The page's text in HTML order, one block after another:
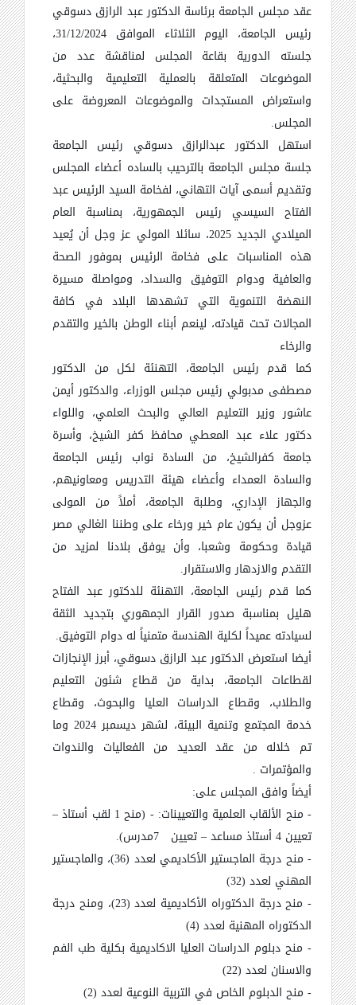
عقد مجلس الجامعة برئاسة الدكتور عبد الرازق دسوقي
رئيس الجامعة، اليوم الثلاثاء الموافق 31/12/2024،
جلسته الدورية بقاعة المجلس لمناقشة عدد من
الموضوعات المتعلقة بالعملية التعليمية والبحثية،
واستعراض المستجدات والموضوعات المعروضة على
المجلس.
استهل الدكتور عبدالرازق دسوقي رئيس الجامعة
جلسة مجلس الجامعة بالترحيب بالساده أعضاء المجلس
وتقديم أسمى آيات التهاني، لفخامة السيد الرئيس عبد
الفتاح السيسي رئيس الجمهورية، بمناسبة العام
الميلادي الجديد 2025، سائلا المولي عز وجل أن يُعيد
هذه المناسبات على فخامة الرئيس بموفور الصحة
والعافية ودوام التوفيق والسداد، ومواصلة مسيرة
النهضة التنموية التي تشهدها البلاد في كافة
المجالات تحت قيادته، لينعم أبناء الوطن بالخير والتقدم
والرخاء
كما قدم رئيس الجامعة، التهنئة لكل من الدكتور
مصطفى مدبولي رئيس مجلس الوزراء، والدكتور أيمن
عاشور وزير التعليم العالي والبحث العلمي، واللواء
دكتور علاء عبد المعطي محافظ كفر الشيخ، وأسرة
جامعة كفرالشيخ، من السادة نواب رئيس الجامعة
والسادة العمداء وأعضاء هيئة التدريس ومعاونيهم،
والجهاز الإداري، وطلبة الجامعة، أملاً من المولى
عزوجل أن يكون عام خير ورخاء على وطننا الغالي مصر
قيادة وحكومة وشعبا، وأن يوفق بلادنا لمزيد من
التقدم والازدهار والاستقرار.
كما قدم رئيس الجامعة، التهنئة للدكتور عبد الفتاح
هليل بمناسبة صدور القرار الجمهوري بتجديد الثقة
لسيادته عميداً لكلية الهندسة متمنياً له دوام التوفيق.
أيضا استعرض الدكتور عبد الرازق دسوقي، أبرز الإنجازات
لقطاعات الجامعة، بداية من قطاع شئون التعليم
والطلاب، وقطاع الدراسات العليا والبحوث، وقطاع
خدمة المجتمع وتنمية البيئة، لشهر ديسمبر 2024 وما
تم خلاله من عقد العديد من الفعاليات والندوات
والمؤتمرات .
أيضاً وافق المجلس على:
- منح الألقاب العلمية والتعيينات: - (منح 1 لقب أستاذ
–
تعيين 4 أستاذ مساعد
–تعيين 7مدرس).
- منح درجة الماجستير الأكاديمي لعدد (36)، والماجستير
المهني لعدد (32)
- منح درجة الدكتوراه الأكاديمية لعدد (23)، ومنح درجة
الدكتوراه المهنية لعدد (4)
- منح دبلوم الدراسات العليا الاكاديمية بكلية طب الفم
والاسنان لعدد (22)
- منح الدبلوم الخاص في التربية النوعية لعدد (2)